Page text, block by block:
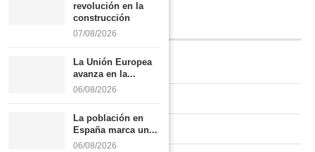
Quiénes somos
revolución en la
construcción
07/08/2026
La Unión Europea
avanza en la...
06/08/2026
La población en
España marca un...
06/08/2026